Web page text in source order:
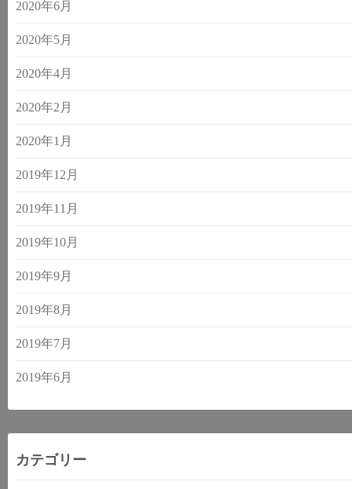
2020年6月
2020年5月
2020年4月
2020年2月
2020年1月
2019年12月
2019年11月
2019年10月
2019年9月
2019年8月
2019年7月
2019年6月
カテゴリー